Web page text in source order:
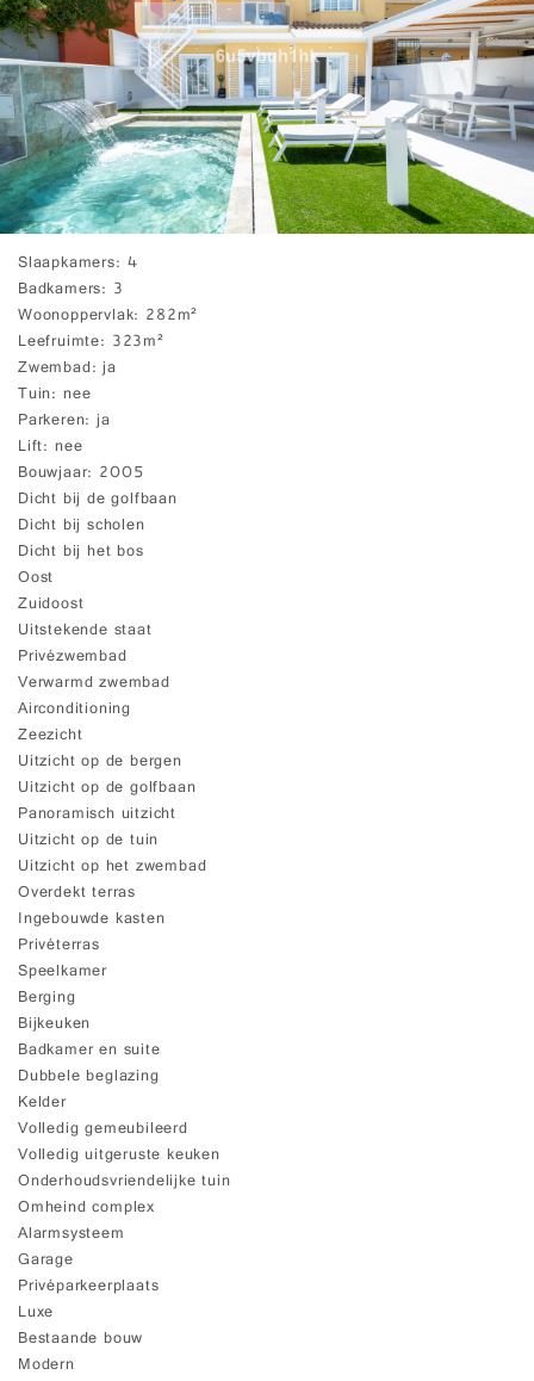
Slaapkamers 4
Badkamers 3
Woonoppervlak 282m²
Leefruimte 323m²
Zwembad ja
Tuin nee
Parkeren ja
Lift nee
Bouwjaar 2005
Dicht bij de golfbaan
Dicht bij scholen
Dicht bij het bos
Oost
Zuidoost
Uitstekende staat
Privézwembad
Verwarmd zwembad
Airconditioning
Zeezicht
Uitzicht op de bergen
Uitzicht op de golfbaan
Panoramisch uitzicht
Uitzicht op de tuin
Uitzicht op het zwembad
Overdekt terras
Ingebouwde kasten
Privéterras
Speelkamer
Berging
Bijkeuken
Badkamer en suite
Dubbele beglazing
Kelder
Volledig gemeubileerd
Volledig uitgeruste keuken
Onderhoudsvriendelijke tuin
Omheind complex
Alarmsysteem
Garage
Privéparkeerplaats
Luxe
Bestaande bouw
Modern